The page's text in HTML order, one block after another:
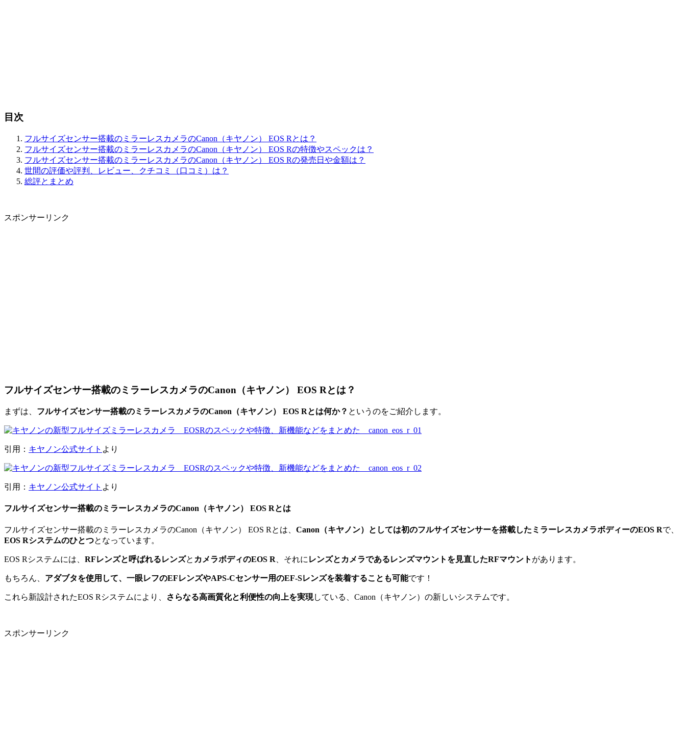
目次
フルサイズセンサー搭載のミラーレスカメラのCanon（キヤノン） EOS Rとは？
フルサイズセンサー搭載のミラーレスカメラのCanon（キヤノン） EOS Rの特徴やスペックは？
フルサイズセンサー搭載のミラーレスカメラのCanon（キヤノン） EOS Rの発売日や金額は？
世間の評価や評判、レビュー、クチコミ（口コミ）は？
総評とまとめ
スポンサーリンク
フルサイズセンサー搭載のミラーレスカメラのCanon（キヤノン） EOS Rとは？
まずは、 フルサイズセンサー搭載のミラーレスカメラのCanon（キヤノン） EOS Rとは何か？ というのをご紹介します。
引用： キヤノン公式サイト より
引用： キヤノン公式サイト より
フルサイズセンサー搭載のミラーレスカメラのCanon（キヤノン） EOS Rとは
フルサイズセンサー搭載のミラーレスカメラのCanon（キヤノン） EOS Rとは、 Canon（キヤノン）としては初のフルサイズセンサーを搭載したミラーレスカメラボディーのEOS Rで、
EOS Rシステムのひとつとなっています。
EOS Rシステムには、 RFレンズと呼ばれるレンズと カメラボディのEOS R、それにレンズとカメラであるレンズマウントを見直したRFマウント があります。
もちろん、 アダブタを使用して、一眼レフのEFレンズやAPS-Cセンサー用のEF-Sレンズを装着することも可能です！
これら新設計されたEOS Rシステムにより、 さらなる高画質化と利便性の向上を実現している、Canon（キヤノン）の新しいシステムです。
スポンサーリンク